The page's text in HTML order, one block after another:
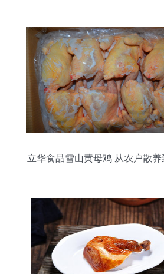
立华食品雪山黄母鸡 从农户散